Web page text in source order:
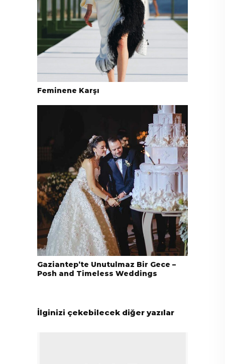
Feminene Karşı
Gaziantep’te Unutulmaz Bir Gece –
Posh and Timeless Weddings
İlginizi çekebilecek diğer yazılar